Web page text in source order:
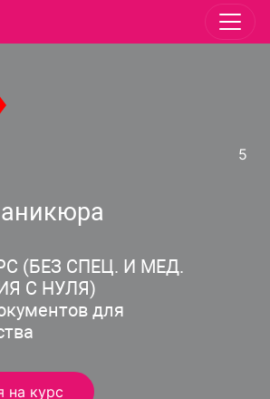
5
(БЕЗ СПЕЦ. И МЕД.
С НУЛЯ)
для
на курс